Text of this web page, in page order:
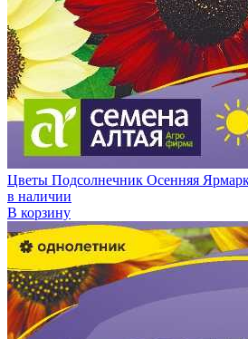
Цветы Подсолнечник Осенняя
в наличии
В корзину